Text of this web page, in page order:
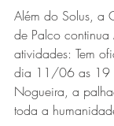
Além do Solus, a
de Palco
atividades: Tem
dia 11/06 as 19
Nogueira, a
toda a